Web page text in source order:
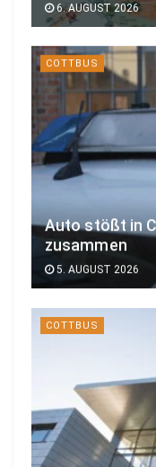
6. AUGUST 2026
COTTBUS
Auto stößt in
zusammen
5. AUGUST 2026
COTTBUS